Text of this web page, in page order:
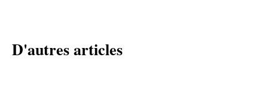
D'autres articles